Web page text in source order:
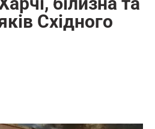
Східного